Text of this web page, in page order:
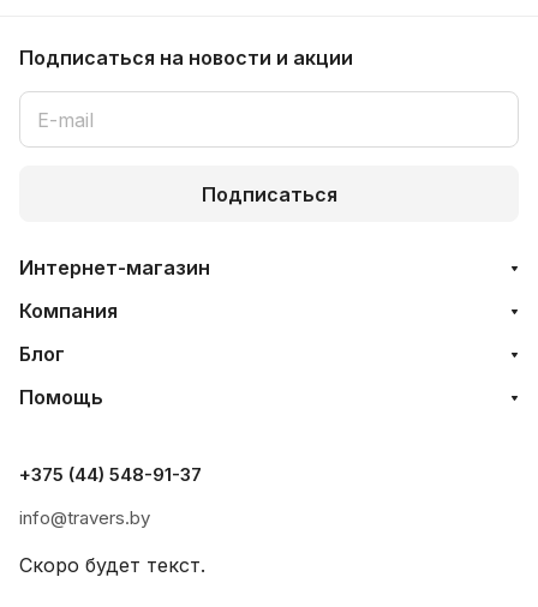
Подписаться на новости и акции
Подписаться
Интернет-магазин
Компания
Блог
Помощь
+375 (44) 548-91-37
info@travers.by
Скоро будет текст.